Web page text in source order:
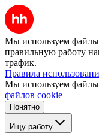
Мы используем файлы
правильную работу
трафик.
Правила
Мы используем файлы
файлов cookie
Понятно
Ищу работу